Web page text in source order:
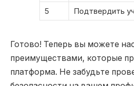
5
Подтвердить
Готово! Теперь вы можете
преимуществами, которые
платформа. Не забудьте